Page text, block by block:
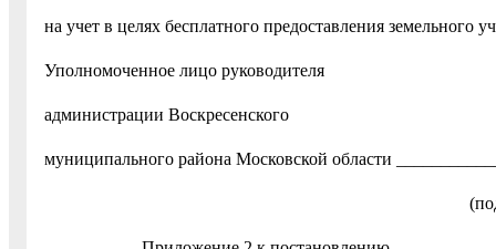
на учет в целях бесплатного предоставления земельного
Уполномоченное лицо руководителя
администрации Воскресенского
муниципального района Московской области
(подпись)